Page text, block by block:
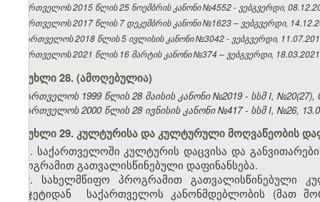
საქართველოს 2015 წლის 25 ნოემბრის კანონი №4552 - ვებგვერდი,
საქართველოს 2017 წლის 7 დეკემბრის კანონი №1623 – ვებგვერდი,
საქართველოს 2018 წლის 5 ივლისის კანონი №3042 - ვებგვერდი,
საქართველოს 2021 წლის 16 მარტის კანონი №374 – ვებგვერდი,
მუხლი 28. (ამოღებულია)
საქართველოს 1999 წლის 28 მაისის კანონი №2019 - სსმ I, №20(27),
საქართველოს 2000 წლის 28 ივნისის კანონი №417 - სსმ I, №26,
მუხლი 29. კულტურისა და კულტურული მოღვაწეობის
1. საქართველოში კულტურის დაცვისა და
პროგრამით გათვალისწინებული დაფინანსება.
2. სახელმწიფო პროგრამით გათვალისწინებული
ბიუჯეტიდან საქართველოს კანონმდებლობის (მათ